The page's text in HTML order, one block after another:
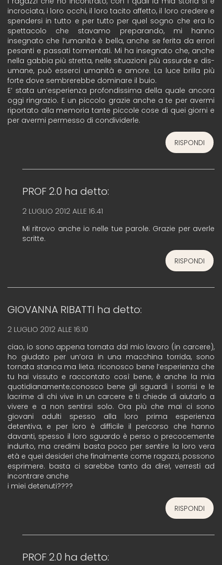
incrociata, i loro occhi, il loro tacito affetto, il loro credere e
spendersi in tutto e per tutto per quel sogno che era lo
spettacolo che stavamo preparando, mi hanno
insegnato che l’umanità è bella, anche se ferita da errori
pesanti e passati tormentati. Mi ha insegnato che, anche
nella gabbia più stretta, nelle situazioni più assurde e dis-
umane, può esserci umanità e amore. La luce brilla più
forte dove sembrerebbe dominare il buio.
E’ stata un’esperienza profondissima della quale ancora
oggi ringrazio. E un piccolo grazie anche a te per avermi
riportato alla memoria tante piccole cose di quei giorni e
per avermi permesso di condividerle.
RISPONDI
PROF 2.0 ha detto:
2 LUGLIO 2012 ALLE 16:41
Mi ritrovo anche io nelle tue parole. Grazie per averle
scritte.
RISPONDI
GIOVANNA RIBATTI ha detto:
2 LUGLIO 2012 ALLE 16:10
ciao, io sono appena tornata dal mio lavoro (in carcere),
ho giudato per un’ora in una macchina torrida, sono
tornata stanca ma lieta. riconosco bene l’esperienza che
tu hai vissuto e raccontato così bene, è anche la mia
quotidianamente;conosco bene gli sguardi i sorrisi e le
lacrime di chi vive in un carcere e ti chiede di aiutarlo a
vivere e a non sentirsi solo. Ora più che mai ci sono
giovani adulti spesso alla loro prima esperienza
detentiva, e per loro è difficile il percorso che hanno
davanti, spesso il loro sguardo è perso o precocemente
indurito, ma credimi basta poco per sentire la loro vera
età e quei desideri che finalmente come ragazzi, possono
esprimere. basta ci sarebbe tanto da dire!, verresti ad
incontrare anche
i miei detenuti????
RISPONDI
PROF 2.0 ha detto: